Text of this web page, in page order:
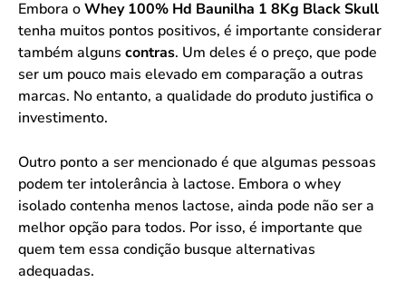
Embora oWhey 100% Hd Baunilha 1 8Kg Black Skull
tenha muitos pontos positivos, é importante considerar
também alguns contras. Um deles é o preço, que pode
ser um pouco mais elevado em comparação a outras
marcas. No entanto, a qualidade do produto justifica o
investimento.
Outro ponto a ser mencionado é que algumas pessoas
podem ter intolerância à lactose. Embora o whey
isolado contenha menos lactose, ainda pode não ser a
melhor opção para todos. Por isso, é importante que
quem tem essa condição busque alternativas
adequadas.